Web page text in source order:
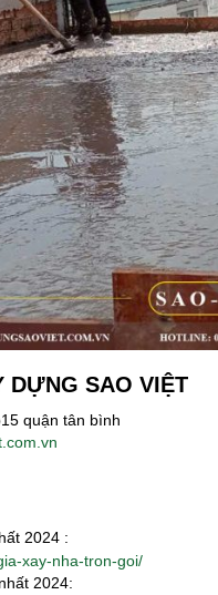
DỰNG SAO VIỆT
quận tân bình
2024 :
xay-nha-tron-goi/
2024: